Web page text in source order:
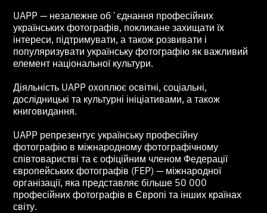
UAPP — незалежне обʼєднання професійних
українських фотографів, покликане захищати їх
інтереси, підтримувати, а також розвивати і
популяризувати українську фотографію як важливий
елемент національної культури.
Діяльність UAPP охоплює освітні, соціальні,
дослідницькі та культурні ініціативами, а також
книговидання.
UAPP репрезентує українську професійну
фотографію в міжнародному фотографічному
співтоваристві та є офіційним членом Федерації
європейських фотографів (FEP) — міжнародної
організації, яка представляє більше 50 000
професійних фотографів в Європі та інших країнах
світу.